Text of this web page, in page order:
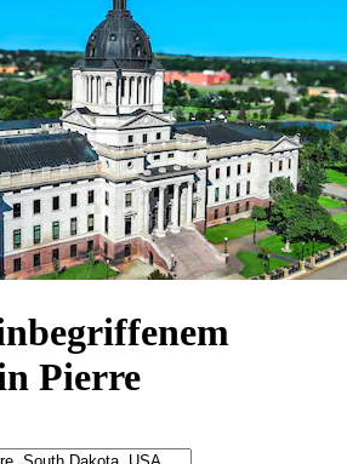
Pierre